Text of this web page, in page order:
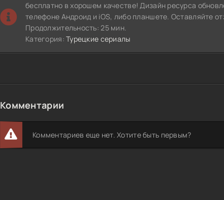
бесплатно в хорошем качестве! Дизайн ресурса
телефоне Андроид и iOS, либо планшете. Оставляйте
Продолжительность: 25 мин.
Категория:Турецкие сериалы
Комментарии
Комментариев еще нет. Хотите быть первым?